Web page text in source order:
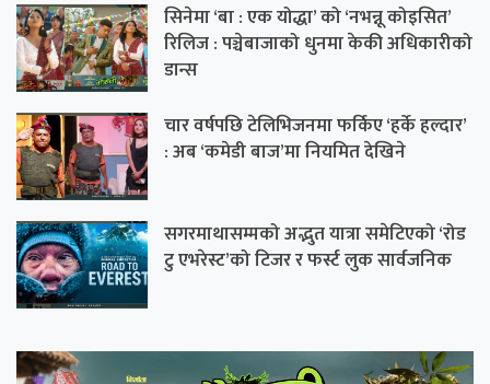
सिनेमा ‘बा : एक योद्धा’ को ‘नभन्नू कोइसित’
रिलिज : पञ्चेबाजाको धुनमा केकी अधिकारीको
डान्स
चार वर्षपछि टेलिभिजनमा फर्किए ‘हर्के हल्दार’
: अब ‘कमेडी बाज’मा नियमित देखिने
सगरमाथासम्मको अद्भुत यात्रा समेटिएको ‘रोड
टु एभरेस्ट’को टिजर र फर्स्ट लुक सार्वजनिक